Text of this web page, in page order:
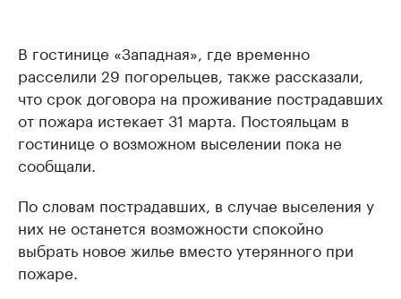
В гостинице «Западная», где временно
расселили 29 погорельцев, также рассказали,
что срок договора на проживание пострадавших
от пожара истекает 31 марта. Постояльцам в
гостинице о возможном выселении пока не
сообщали.
По словам пострадавших, в случае выселения у
них не останется возможности спокойно
выбрать новое жилье вместо утерянного при
пожаре.